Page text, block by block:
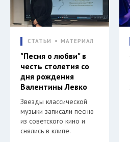
СТАТЬИ МАТЕРИАЛ
"Песня о любви" в
честь столетия со
дня рождения
Валентины Левко
Звезды классической
музыки записали песню
из советского кино и
снялись в клипе.